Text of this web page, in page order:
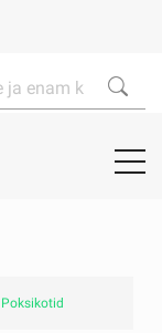
Poksikotid